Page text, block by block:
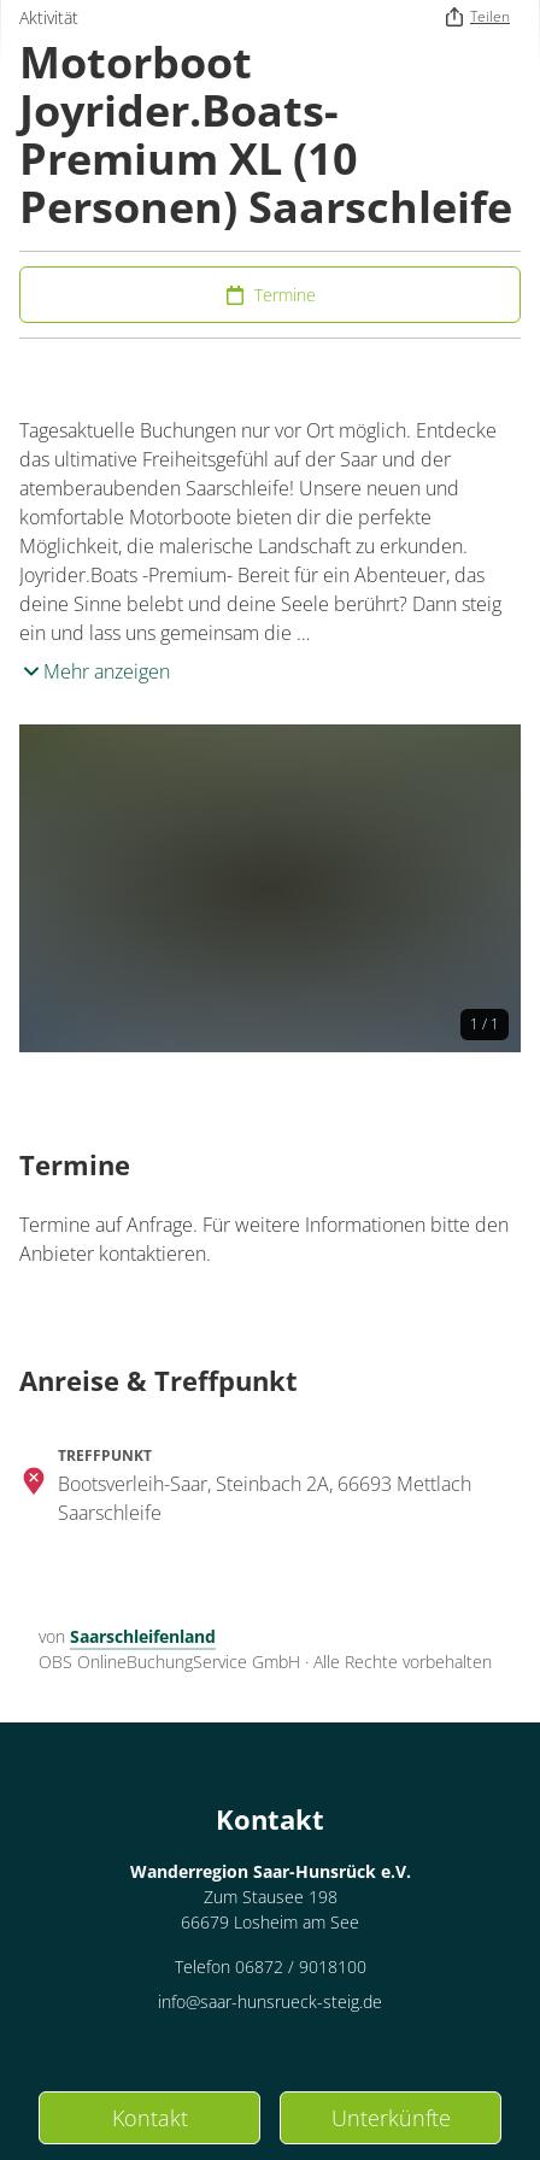
Aktivität Teilen
Motorboot
Joyrider.Boats-
Premium XL (10
Personen) Saarschleife
Termine
Tagesaktuelle Buchungen nur vor Ort möglich. Entdecke
das ultimative Freiheitsgefühl auf der Saar und der
atemberaubenden Saarschleife! Unsere neuen und
komfortable Motorboote bieten dir die perfekte
Möglichkeit, die malerische Landschaft zu erkunden.
Joyrider.Boats -Premium- Bereit für ein Abenteuer, das
deine Sinne belebt und deine Seele berührt? Dann steig
ein und lass uns gemeinsam die …
Mehr anzeigen
1 / 1
Termine
Termine auf Anfrage. Für weitere Informationen bitte den
Anbieter kontaktieren.
Anreise & Treffpunkt
TREFFPUNKT
Bootsverleih-Saar, Steinbach 2A, 66693 Mettlach
Saarschleife
von Saarschleifenland
OBS OnlineBuchungService GmbH · Alle Rechte vorbehalten
Kontakt
Wanderregion Saar-Hunsrück e.V.
Zum Stausee 198
66679 Losheim am See
Telefon 06872 / 9018100
info@saar-hunsrueck-steig.de
Kontakt Unterkünfte